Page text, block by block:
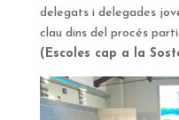
delegats i delegades
clau dins del procés
(Escoles cap a la